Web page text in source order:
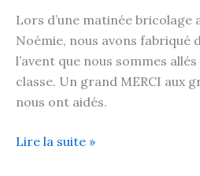
Lors d’une matinée bricolage
Noémie, nous avons fabriqué
l’avent que nous sommes
classe. Un grand MERCI aux
nous ont aidés.
Lire la suite »